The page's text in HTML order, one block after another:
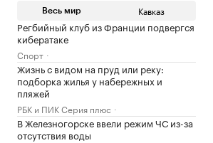
Весь мир Кавказ
Регбийный клуб из Франции подвергся
кибератаке
Спорт
Жизнь с видом на пруд или реку:
подборка жилья у набережных и
пляжей
РБК и ПИК Серия плюс
В Железногорске ввели режим ЧС из-за
отсутствия воды